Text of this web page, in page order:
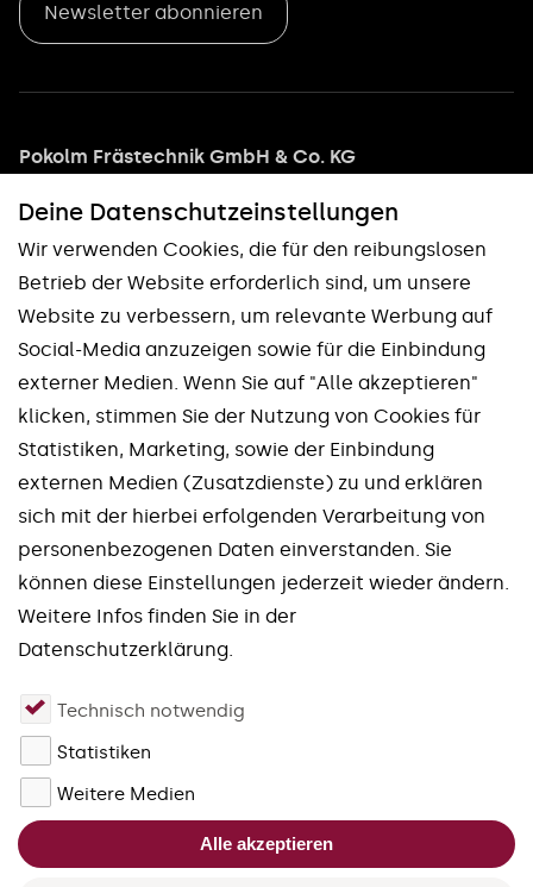
Bitte akzeptieren Sie die Cookies
für JivoChat, um den Live-Chat zu
nutzen.
Deine Datenschutz­einstellungen
Wir verwenden Cookies, die für den reibungslosen
Betrieb der Website erforderlich sind, um unsere
Website zu verbessern, um relevante Werbung auf
Social-Media anzuzeigen sowie für die Einbindung
externer Medien. Wenn Sie auf "Alle akzeptieren"
klicken, stimmen Sie der Nutzung von Cookies für
Statistiken, Marketing, sowie der Einbindung
externen Medien (Zusatzdienste) zu und erklären
sich mit der hierbei erfolgenden Verarbeitung von
personenbezogenen Daten einverstanden. Sie
können diese Einstellungen jederzeit wieder ändern.
Weitere Infos finden Sie in der
Datenschutzerklärung.
Technisch notwendig
Statistiken
Weitere Medien
Alle akzeptieren
Newsletter abonnieren
Pokolm Frästechnik GmbH & Co. KG
Adam-Opel-Straße 5
Unsere Marken
Spinworx®
Mirroworx®
Planworx®
Finworx®
Quadworx®
Forgefix®